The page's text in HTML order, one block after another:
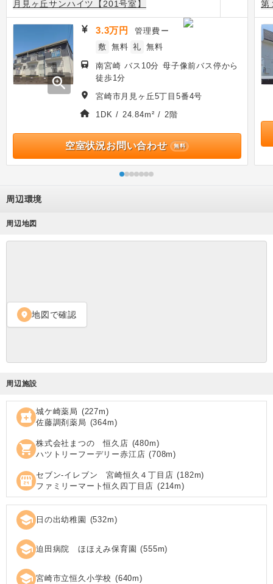
月見ヶ丘サンハイツ【201号室】
zoom_in
3.3万円 管理費 ー
敷 無料 礼 無料
南宮崎 バス10分 母子像前バス停から
徒歩1分
宮崎市月見ヶ丘5丁目5番4号
1DK / 24.84m² / 2階
空室状況お問い合わせ 無料
第
周辺環境
周辺地図
location_on 地図で確認
周辺施設
local_pharmacy 城ケ崎薬局 (227m)
佐藤調剤薬局 (364m)
shopping_cart 株式会社まつの 恒久店 (480m)
ハツトリーフーデリー赤江店 (708m)
local_convenience_store セブン‐イレブン 宮崎恒久４丁目店 (182m)
ファミリーマート恒久四丁目店 (214m)
school 日の出幼稚園 (532m)
school 迫田病院 ほほえみ保育園 (555m)
school 宮崎市立恒久小学校 (640m)